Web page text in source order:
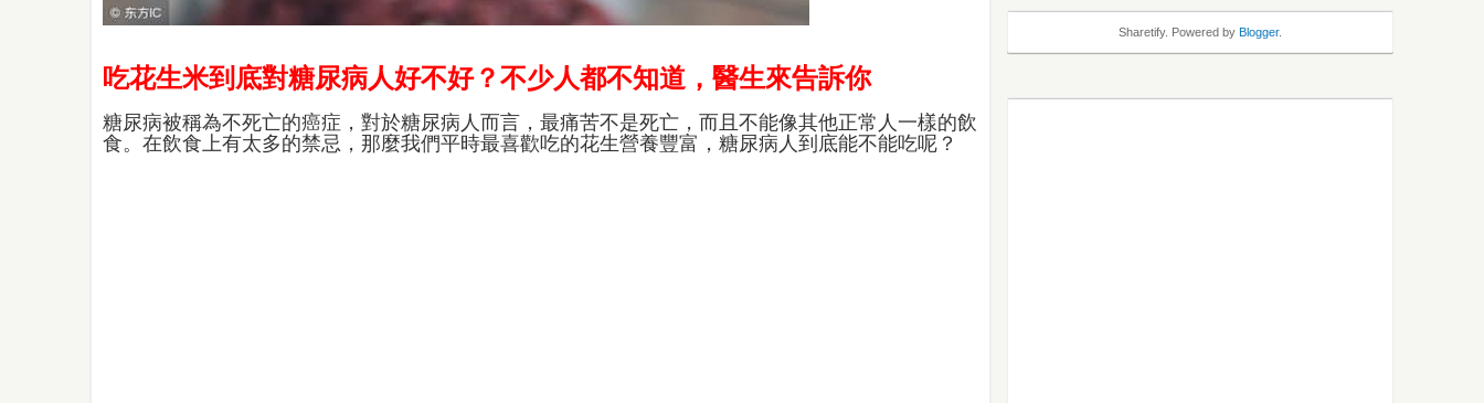
吃花生米到底對糖尿病人好不好？不少人都不知道，醫生來告訴你
糖尿病被稱為不死亡的癌症，對於糖尿病人而言，最痛苦不是死亡，而且不能像其他正常人一樣的飲
食。在飲食上有太多的禁忌，那麼我們平時最喜歡吃的花生營養豐富，糖尿病人到底能不能吃呢？
Sharetify. Powered by Blogger.